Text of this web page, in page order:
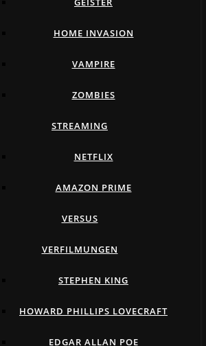
HOME INVASION
VAMPIRE
ZOMBIES
STREAMING
NETFLIX
AMAZON PRIME
VERSUS
VERFILMUNGEN
STEPHEN KING
HOWARD PHILLIPS LOVECRAFT
EDGAR ALLAN POE